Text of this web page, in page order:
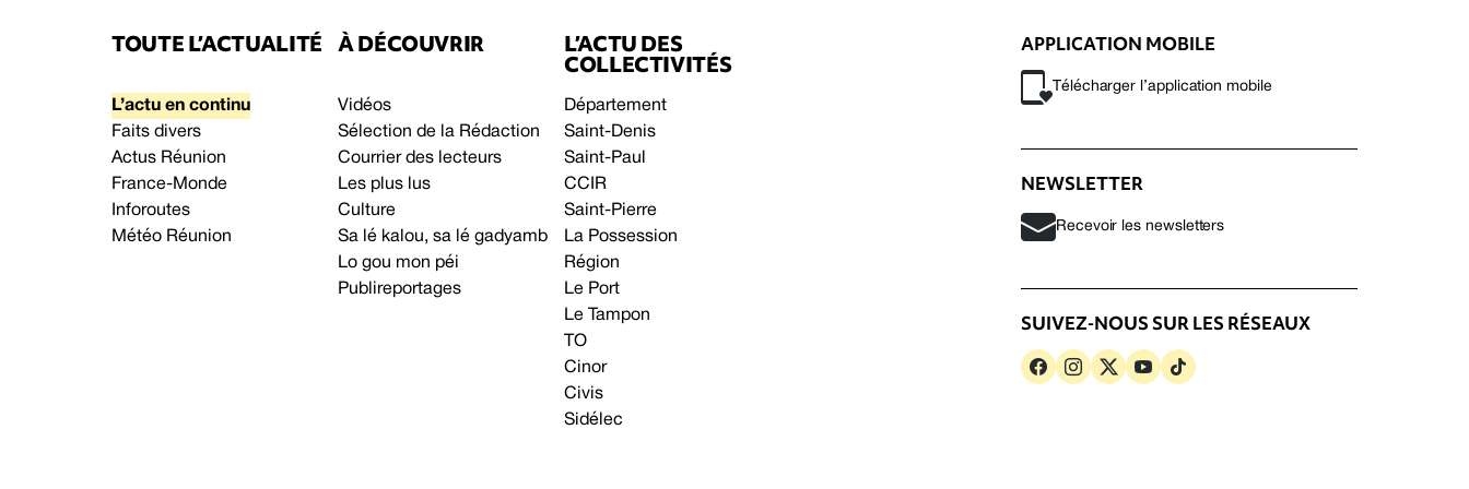
TOUTE L’ACTUALITÉ
L’actu en continu
Faits divers
Actus Réunion
France-Monde
Inforoutes
Météo Réunion
À DÉCOUVRIR
Vidéos
Sélection de la Rédaction
Courrier des lecteurs
Les plus lus
Culture
Sa lé kalou, sa lé gadyamb
Lo gou mon péi
Publireportages
L’ACTU DES
COLLECTIVITÉS
Département
Saint-Denis
Saint-Paul
CCIR
Saint-Pierre
La Possession
Région
Le Port
Le Tampon
TO
Cinor
Civis
Sidélec
APPLICATION MOBILE
Télécharger l’application mobile
NEWSLETTER
Recevoir les newsletters
SUIVEZ-NOUS SUR LES RÉSEAUX